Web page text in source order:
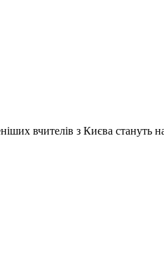
вчителів з Києва стануть